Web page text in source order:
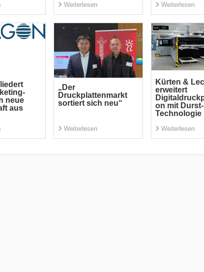
Weiterlesen Weiterlesen
neue
aus
„Der
Druckplattenmarkt
sortiert sich neu“
Weiterlesen
Kürten &
erweitert
on mit Durst-
Technologie
Weiterlesen